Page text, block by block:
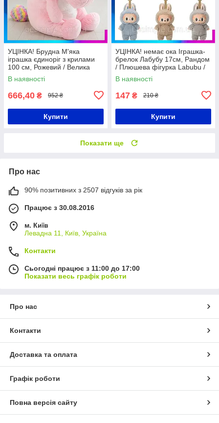
УЦІНКА! Брудна М'яка
іграшка єдиноріг з крилами
100 см, Рожевий / Велика
м'яка іграшка для дітей /
Дитяча плюшева іграшка
В наявності
666,40 ₴ 952 ₴
Купити
УЦІНКА! немає ока Іграшка-
брелок Лабубу 17см, Рандом
/ Плюшева фігурка Labubu /
М'яка іграшка сюрприз
лабубу
В наявності
147 ₴ 210 ₴
Купити
Показати ще
Про нас
90% позитивних з 2507 відгуків за рік
Працює з 30.08.2016
м. Київ
Левадна 11, Київ, Україна
Контакти
Сьогодні працює з 11:00 до 17:00
Показати весь графік роботи
Про нас
Контакти
Доставка та оплата
Графік роботи
Повна версія сайту